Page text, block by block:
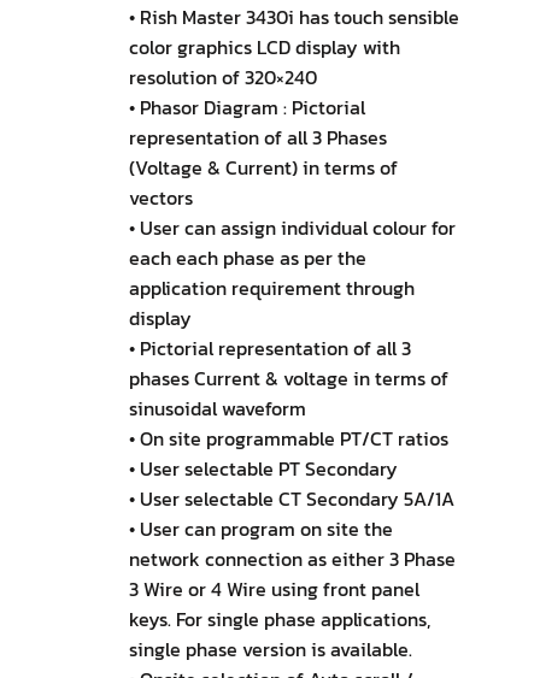
• Rish Master 3430i has touch sensible
color graphics LCD display with
resolution of 320×240
• Phasor Diagram : Pictorial
representation of all 3 Phases
(Voltage & Current) in terms of
vectors
• User can assign individual colour for
each each phase as per the
application requirement through
display
• Pictorial representation of all 3
phases Current & voltage in terms of
sinusoidal waveform
• On site programmable PT/CT ratios
• User selectable PT Secondary
• User selectable CT Secondary 5A/1A
• User can program on site the
network connection as either 3 Phase
3 Wire or 4 Wire using front panel
keys. For single phase applications,
single phase version is available.